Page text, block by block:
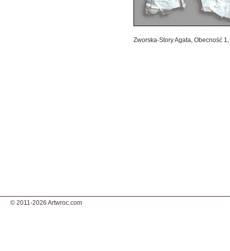
Zworska-Story Agata, Obecność
© 2011-2026 Artwroc.com